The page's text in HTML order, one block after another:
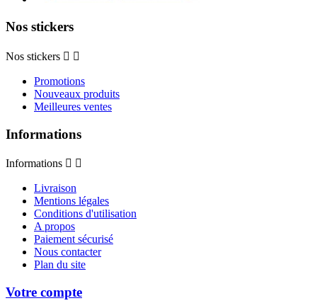
Nos stickers
Nos stickers  
Promotions
Nouveaux produits
Meilleures ventes
Informations
Informations  
Livraison
Mentions légales
Conditions d'utilisation
A propos
Paiement sécurisé
Nous contacter
Plan du site
Votre compte